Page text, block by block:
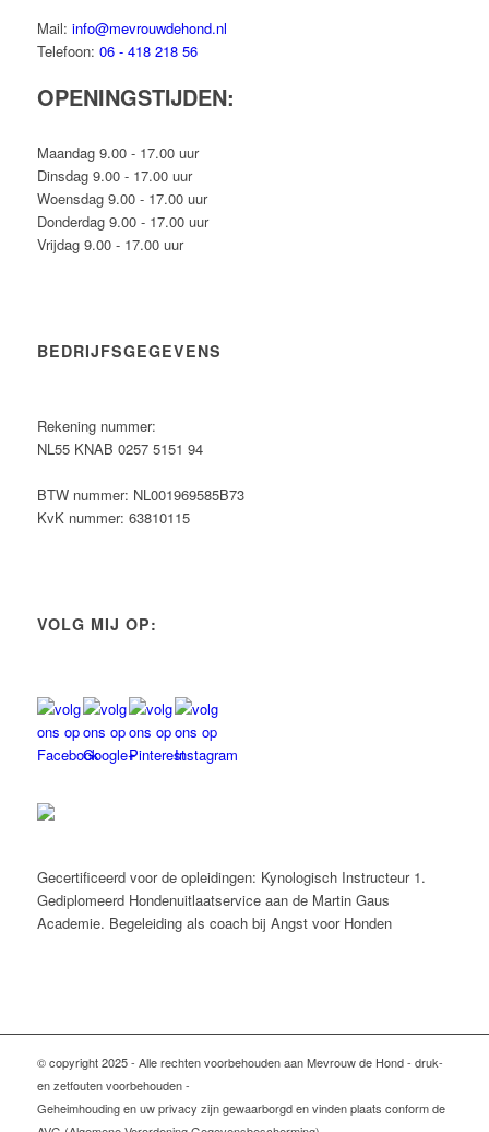
Mail: info@mevrouwdehond.nl
Telefoon: 06 - 418 218 56
OPENINGSTIJDEN:
Maandag 9.00 - 17.00 uur
Dinsdag 9.00 - 17.00 uur
Woensdag 9.00 - 17.00 uur
Donderdag 9.00 - 17.00 uur
Vrijdag 9.00 - 17.00 uur
BEDRIJFSGEGEVENS
Rekening nummer:
NL55 KNAB 0257 5151 94
BTW nummer: NL001969585B73
KvK nummer: 63810115
VOLG MIJ OP:
Gecertificeerd voor de opleidingen: Kynologisch Instructeur 1.
Gediplomeerd Hondenuitlaatservice aan de Martin Gaus
Academie. Begeleiding als coach bij Angst voor Honden
© copyright 2025 - Alle rechten voorbehouden aan Mevrouw de Hond - druk-
en zetfouten voorbehouden -
Geheimhouding en uw privacy zijn gewaarborgd en vinden plaats conform de